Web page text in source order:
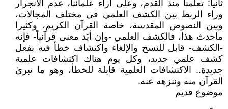
ثانياً: تعلمنا منذ القدم، وعلى آراء علمائنا، عدم الانجرار
وراء الربط بين الكشف العلمي في مختلف المجالات،
وبين النصوص المقدسة، خاصة القرآن الكريم، وكثيرا
ماحدث هذا، فالكشف العلمي -وإن أيّد معنى قرآنياً- فإنه
-الكشف- قابل للنسخ والإلغاء واكتشاف خطأ فيه بفعل
كشف علمي جديد، وكل يوم هناك اكتشافات علمية
جديدة.. الاكتشافات العلمية قابلة للخطأ، وهو ما نبرئ
القرآن منه وننزهه عنه.
موضوع قديم